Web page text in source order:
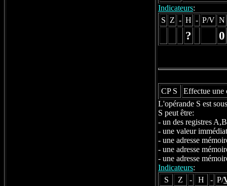
Indicateurs:
S Z - H - P/V N
? 0
CP S
Effectue une
L'opérande S est
S peut être:
- un des registres
- une valeur
- une adresse
- une adresse
- une adresse
Indicateurs:
S
Z - H - P/